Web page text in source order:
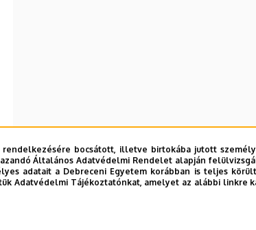
bocsátott, illetve birtokába jutott
Általános Adatvédelmi Rendelet alapján
adatait a Debreceni Egyetem korábban is teljes
Adatvédelmi Tájékoztatónkat, amelyet az alábbi linkre